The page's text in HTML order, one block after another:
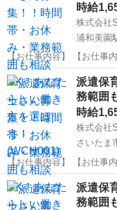
時給
株式会社
浦和美園
【お仕事内容】 【お仕事
サポート(散歩、手遊び、
睡チェック ・清掃、消毒等の衛生管理 ◆保育
守り ・園児の身の回り...
埼玉 さいたま市
派遣保
務範囲
時給
株式会社
さいたま
【お仕事内容】 【お仕事
サポート(散歩、手遊び、
睡チェック ・清掃、消毒等の衛生管理 ◆保育
守り ・園児の身の回り...
埼玉 さいたま市
派遣保
務範囲